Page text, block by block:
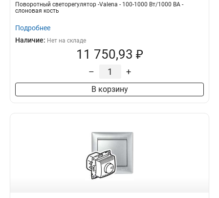
Поворотный светорегулятор -Valena - 100-1000 Вт/1000 ВА -
слоновая кость
Подробнее
Наличие: Нет на складе
11 750,93 ₽
– +
В корзину